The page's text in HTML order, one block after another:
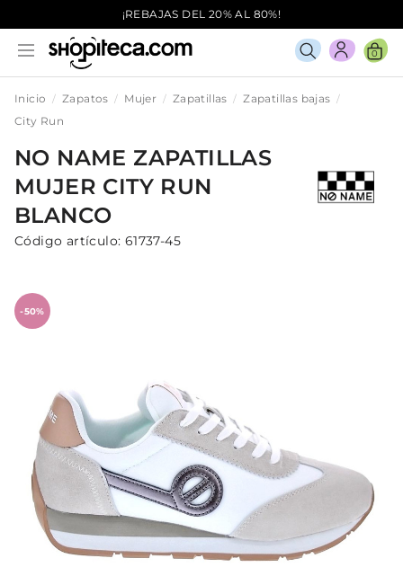
¡REBAJAS DEL 20% AL 80%!
0
Inicio Zapatos Mujer Zapatillas
Zapatillas bajas
City Run
NO NAME ZAPATILLAS
MUJER CITY RUN
BLANCO
Código artículo: 61737-45
-50%